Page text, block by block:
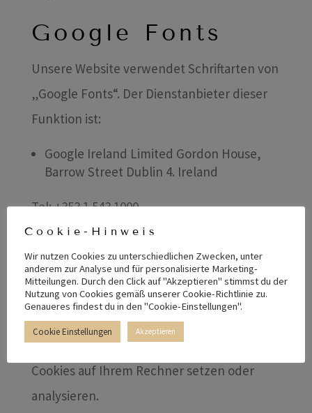
Google Fonts
Unsere Website verwendet Schriftarten von
„Google Fonts“. Der Dienstanbieter dieser
Funktion ist:
Google Ireland Limited Gordon House,
Barrow Street Dublin 4. Ireland
Tel: +353 1 543 1000
Browser Schriftarten und speichert diese in
den Cache. Da Sie, als Besucher der
Webseite, Daten des Dienstanbieters
empfangen kann Google unter Umständen
Cookies auf Ihrem Rechner setzen oder
analysieren.
Cookie-Hinweis
Wir nutzen Cookies zu unterschiedlichen Zwecken, unter
anderem zur Analyse und für personalisierte Marketing-
Mitteilungen. Durch den Click auf "Akzeptieren" stimmst du der
Nutzung von Cookies gemäß unserer Cookie-Richtlinie zu.
Genaueres findest du in den "Cookie-Einstellungen".
Cookie Einstellungen Akzeptieren